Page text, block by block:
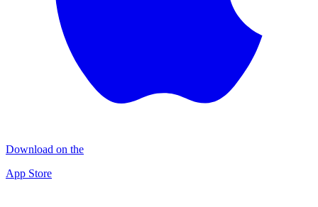
Download on the
App Store